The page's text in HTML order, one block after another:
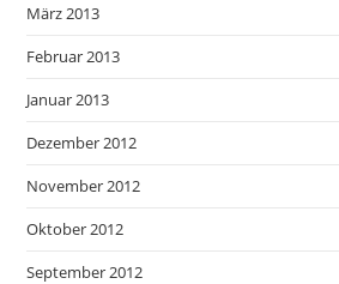
März 2013
Februar 2013
Januar 2013
Dezember 2012
November 2012
Oktober 2012
September 2012